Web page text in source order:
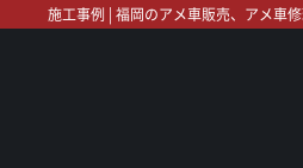
施工事例 | 福岡のアメ車販売、アメ車
TOP